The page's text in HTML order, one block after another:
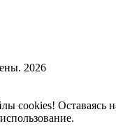
2026
сookies! Оставаясь